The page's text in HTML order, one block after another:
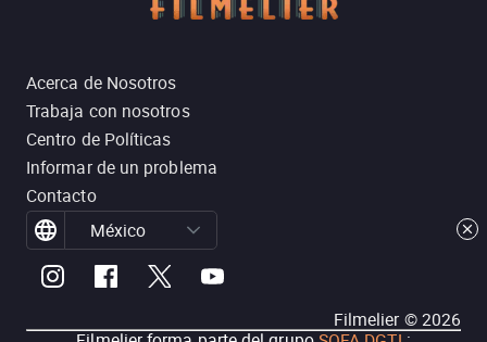
Acerca de Nosotros
Trabaja con nosotros
Centro de Políticas
Informar de un problema
Contacto
México
Filmelier ©2026